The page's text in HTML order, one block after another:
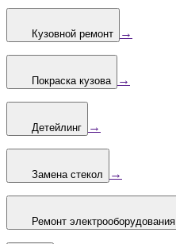
Кузовной ремонт →
Покраска кузова →
Детейлинг →
Замена стекол →
Ремонт электрооборудования